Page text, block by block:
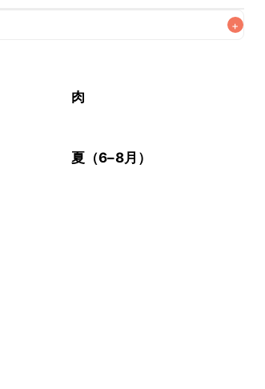
+
し上がりください。
肉
夏（6–8月）